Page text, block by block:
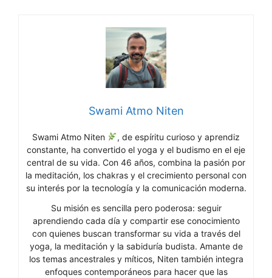
Swami Atmo Niten
Swami Atmo Niten
, de espíritu curioso y aprendiz
constante, ha convertido el yoga y el budismo en el eje
central de su vida. Con 46 años, combina la pasión por
la meditación, los chakras y el crecimiento personal con
su interés por la tecnología y la comunicación moderna.
Su misión es sencilla pero poderosa: seguir
aprendiendo cada día y compartir ese conocimiento
con quienes buscan transformar su vida a través del
yoga, la meditación y la sabiduría budista. Amante de
los temas ancestrales y míticos, Niten también integra
enfoques contemporáneos para hacer que las